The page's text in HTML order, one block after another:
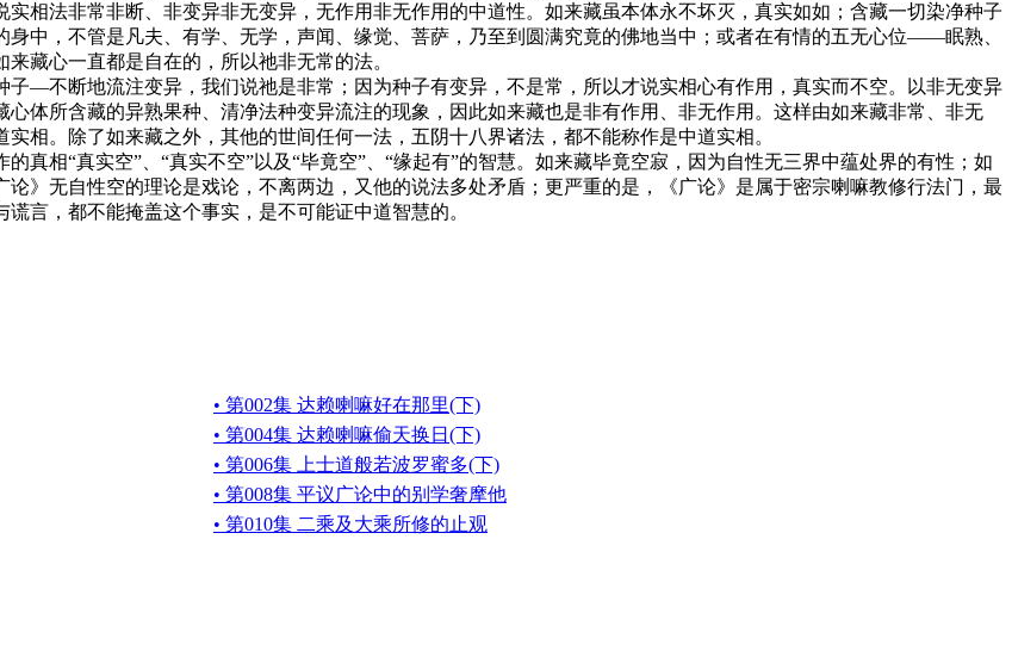
法非常非断、非变异非无变异，无作用非无作用的中道性。如来藏虽本体永不坏灭，真实如如；含藏一切染净种子
中，不管是凡夫、有学、无学，声闻、缘觉、菩萨，乃至到圆满究竟的佛地当中；或者在有情的五无心位——眠熟、
藏心一直都是自在的，所以祂非无常的法。
不断地流注变异，我们说祂是非常；因为种子有变异，不是常，所以才说实相心有作用，真实而不空。以非无变异
体所含藏的异熟果种、清净法种变异流注的现象，因此如来藏也是非有作用、非无作用。这样由如来藏非常、非无
相。除了如来藏之外，其他的世间任何一法，五阴十八界诸法，都不能称作是中道实相。
相“真实空”、“真实不空”以及“毕竟空”、“缘起有”的智慧。如来藏毕竟空寂，因为自性无三界中蕴处界的有性；如
》无自性空的理论是戏论，不离两边，又他的说法多处矛盾；更严重的是，《广论》是属于密宗喇嘛教修行法门，最
言，都不能掩盖这个事实，是不可能证中道智慧的。
• 第002集 达赖喇嘛好在那里(下)
• 第004集 达赖喇嘛偷天换日(下)
• 第006集 上士道般若波罗蜜多(下)
• 第008集 平议广论中的别学奢摩他
• 第010集 二乘及大乘所修的止观